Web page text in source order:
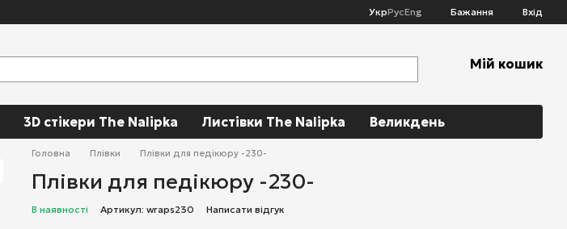
УкрРусEng Бажання Вхід
Мій кошик
3D стікери The Nalipka Листівки The Nalipka Великдень
Головна Плівки Плівки для педікюру -230-
Плівки для педікюру -230-
В наявності Артикул: wraps230 Написати відгук